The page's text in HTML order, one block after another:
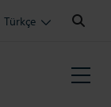
Türkçe
Search: